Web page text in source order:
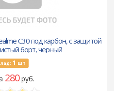
C30 под карбон, с защитой
борт, черный
1 шт
280руб.